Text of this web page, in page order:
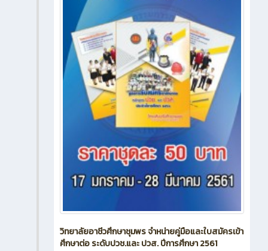
วิทยาลัยอาชีวศึกษาชุมพร จำหน่ายคู่มือและใบสมัครเข้า
ศึกษาต่อ ระดับปวช.และ ปวส. ปีการศึกษา 2561